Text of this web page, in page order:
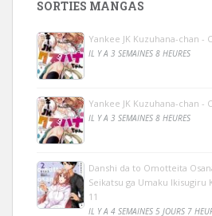
SORTIES MANGAS
Yankee JK Kuzuhana-chan -
IL Y A 3 SEMAINES 8 HEURES
Yankee JK Kuzuhana-chan -
IL Y A 3 SEMAINES 8 HEURES
Danshi da to Omotteita
Seikatsu ga Umaku Ikisugiru
11
IL Y A 4 SEMAINES 5 JOURS 7